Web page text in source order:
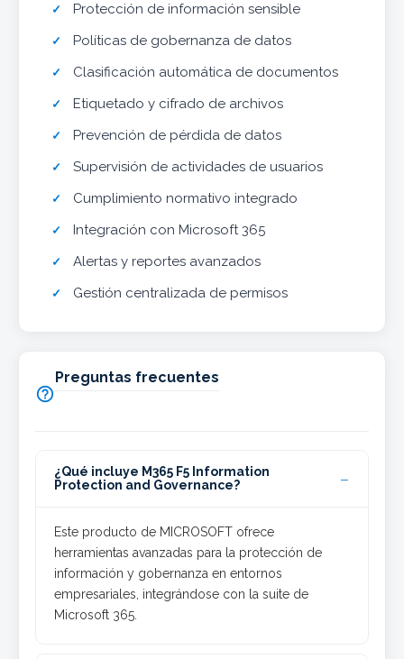
Protección de información sensible
Políticas de gobernanza de datos
Clasificación automática de documentos
Etiquetado y cifrado de archivos
Prevención de pérdida de datos
Supervisión de actividades de usuarios
Cumplimiento normativo integrado
Integración con Microsoft 365
Alertas y reportes avanzados
Gestión centralizada de permisos

Preguntas frecuentes
¿Qué incluye M365 F5 Information
Protection and Governance?
Este producto de MICROSOFT ofrece
herramientas avanzadas para la protección de
información y gobernanza en entornos
empresariales, integrándose con la suite de
Microsoft 365.